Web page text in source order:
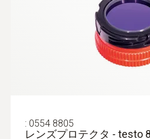
: 0554 8805
レンズプロテクタ - testo